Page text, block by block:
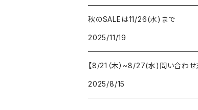
秋のSALEは11/26(水)まで
2025/11/19
【8/21（木）~8/27(水)問い合わ
2025/8/15